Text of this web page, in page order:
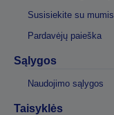
Susisiekite su mumis
Pardavėjų paieška
Sąlygos
Naudojimo sąlygos
Taisyklės